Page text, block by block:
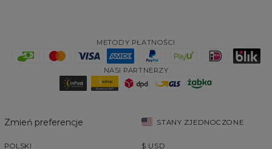
METODY PŁATNOŚCI
NASI PARTNERZY
Zmień preferencje STANY ZJEDNOCZONE
POLSKI $ USD